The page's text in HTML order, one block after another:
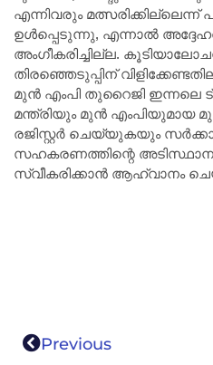
എന്നിവരും മത്സരിക്കില്ലെന്ന്
ഉൾപ്പെടുന്നു, എന്നാൽ
അംഗീകരിച്ചില്ല.
തിരഞ്ഞെടുപ്പിന്
മുൻ എംപി തുറൈജി ഇന്നലെ
മന്ത്രിയും മുൻ എംപിയുമായ
രജിസ്റ്റർ ചെയ്യുകയും
സഹകരണത്തിന്റെ
സ്വീകരിക്കാൻ ആഹ്വാനം
Previous